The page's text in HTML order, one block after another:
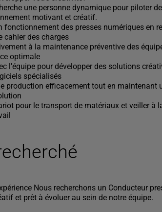
une personne dynamique pour piloter
motivant et créatif.
fonctionnement des presses numériques en
cahier des charges
à la maintenance préventive des
optimale
l'équipe pour développer des solutions
spécialisés
production efficacement tout en maintenant
pour le transport de matériaux et veiller à
Nous recherchons un Conducteur
et prêt à évoluer au sein de notre équipe.